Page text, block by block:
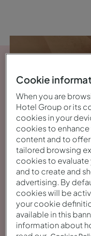
Cookie
When you are
Hotel Group or its
cookies in your
cookies to
content and to
tailored browsing
cookies to evaluate
and to create and
advertising. By
cookies will be
your cookie
available in this
information about